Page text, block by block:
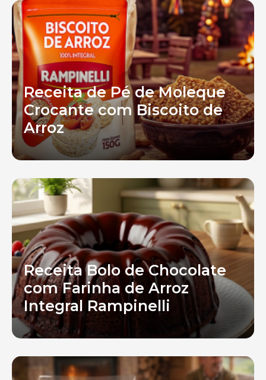
Receita de Pé de Moleque
Crocante com Biscoito de
Arroz
Receita Bolo de Chocolate
com Farinha de Arroz
Integral Rampinelli